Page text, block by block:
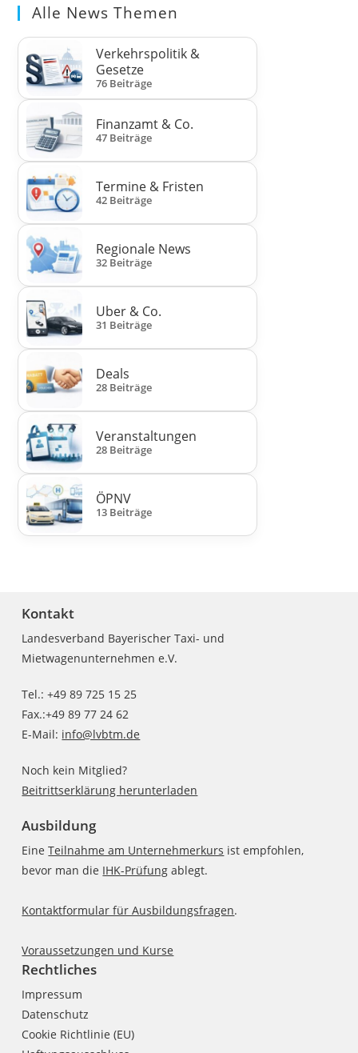
Alle News Themen
Verkehrspolitik &
Gesetze
76 Beiträge
Finanzamt & Co.
47 Beiträge
Termine & Fristen
42 Beiträge
Regionale News
32 Beiträge
Uber & Co.
31 Beiträge
Deals
28 Beiträge
Veranstaltungen
28 Beiträge
ÖPNV
13 Beiträge
Kontakt
Landesverband Bayerischer Taxi- und
Mietwagenunternehmen e.V.
Tel.: +49 89 725 15 25
Fax.:+49 89 77 24 62
E-Mail: info@lvbtm.de
Noch kein Mitglied?
Beitrittserklärung herunterladen
Ausbildung
EineTeilnahme am Unternehmerkurs ist empfohlen,
bevor man die IHK-Prüfung ablegt.
Kontaktformular für Ausbildungsfragen.
Voraussetzungen und Kurse
Rechtliches
Impressum
Datenschutz
Cookie Richtlinie (EU)